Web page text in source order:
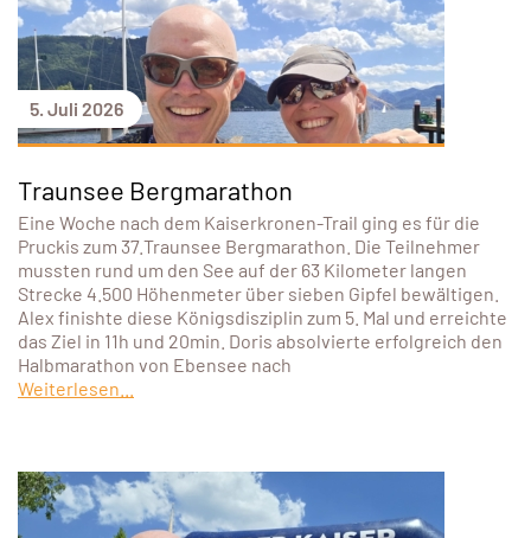
5. Juli 2026
Traunsee Bergmarathon
Eine Woche nach dem Kaiserkronen-Trail ging es für die
Pruckis zum 37.Traunsee Bergmarathon. Die Teilnehmer
mussten rund um den See auf der 63 Kilometer langen
Strecke 4.500 Höhenmeter über sieben Gipfel bewältigen.
Alex finishte diese Königsdisziplin zum 5. Mal und erreichte
das Ziel in 11h und 20min. Doris absolvierte erfolgreich den
Halbmarathon von Ebensee nach
Weiterlesen...